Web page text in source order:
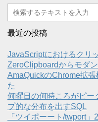
最近の投稿
JavaScriptにおけるクリ
ZeroClipboardからモダ
AmaQuickのChrome拡
た
何曜日の何時ころがピー
プ的な分布を出すSQL
「ツイポーート/twport